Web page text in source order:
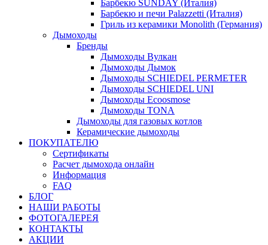
Барбекю SUNDAY (Италия)
Барбекю и печи Palazzetti (Италия)
Гриль из керамики Monolith (Германия)
Дымоходы
Бренды
Дымоходы Вулкан
Дымоходы Дымок
Дымоходы SCHIEDEL PERMETER
Дымоходы SCHIEDEL UNI
Дымоходы Ecoosmose
Дымоходы TONA
Дымоходы для газовых котлов
Керамические дымоходы
ПОКУПАТЕЛЮ
Сертификаты
Расчет дымохода онлайн
Информация
FAQ
БЛОГ
НАШИ РАБОТЫ
ФОТОГАЛЕРЕЯ
КОНТАКТЫ
АКЦИИ